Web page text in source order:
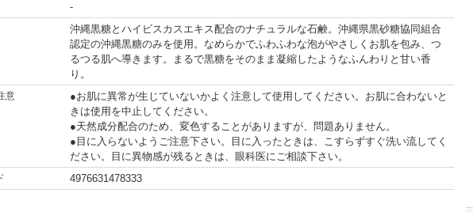
-
沖縄黒糖とハイビスカスエキス配合のナチュラルな石鹸。沖縄県黒砂糖協同組合
認定の沖縄黒糖のみを使用。なめらかでふわふわな泡がやさしくお肌を包み、つ
るつる肌へ導きます。まるで黒糖をそのまま凝縮したようなふんわりと甘い香
り。
意
●お肌に異常が生じていないかよく注意して使用してください。お肌に合わないと
きは使用を中止してください。
●天然成分配合のため、変色することがありますが、問題ありません。
●目に入らないようご注意下さい。目に入ったときは、こすらずすぐ洗い流してく
ださい。目に異物感が残るときは、眼科医にご相談下さい。
4976631478333